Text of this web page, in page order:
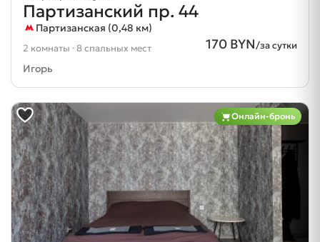
Партизанский пр. 44
Партизанская (0,48 км)
170 BYN/за сутки
2 комнаты · 8 спальных мест
Игорь
Онлайн-бронь